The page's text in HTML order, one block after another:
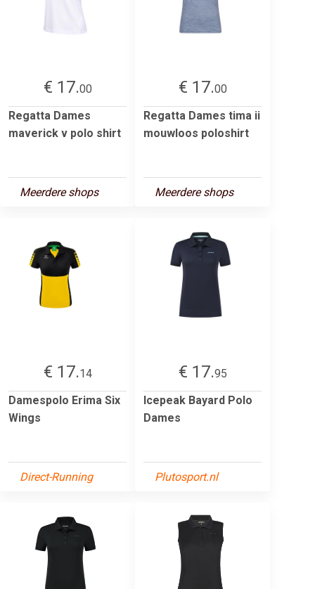
€ 17.00
Regatta Dames
maverick v polo shirt
Meerdere shops
€ 17.00
Regatta Dames tima ii
mouwloos poloshirt
Meerdere shops
€ 17.14
Damespolo Erima Six
Wings
Direct-Running
€ 17.95
Icepeak Bayard Polo
Dames
Plutosport.nl